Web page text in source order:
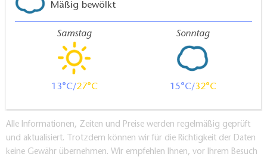
Mäßig bewölkt
Samstag
13 27
Sonntag
15 32
Alle Informationen, Zeiten und Preise werden regelmäßig geprüft
und aktualisiert. Trotzdem können wir für die Richtigkeit der Daten
keine Gewähr übernehmen. Wir empfehlen Ihnen, vor Ihrem Besuch